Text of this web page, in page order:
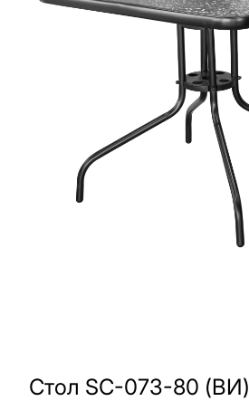
Стол SC-073-80 (ВИ)